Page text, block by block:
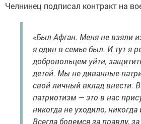
Челнинец подписал контракт на
«Был Афган. Меня не взяли
я один в семье был. И тут я
добровольцем уйти,
детей. Мы не диванные
свой личный вклад внести.
патриотизм — это в нас
никогда не уходило, никогда
Всегда боремся за правду,